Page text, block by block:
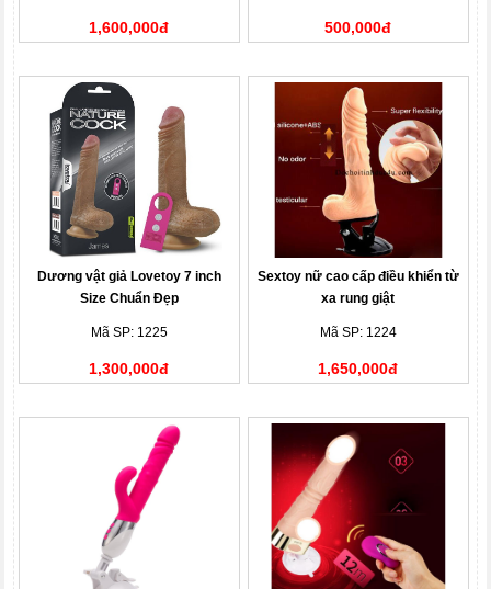
1,600,000đ 500,000đ
Dương vật giả Lovetoy 7 inch
Size Chuẩn Đẹp
Mã SP: 1225
1,300,000đ
Sextoy nữ cao cấp điều khiển từ
xa rung giật
Mã SP: 1224
1,650,000đ